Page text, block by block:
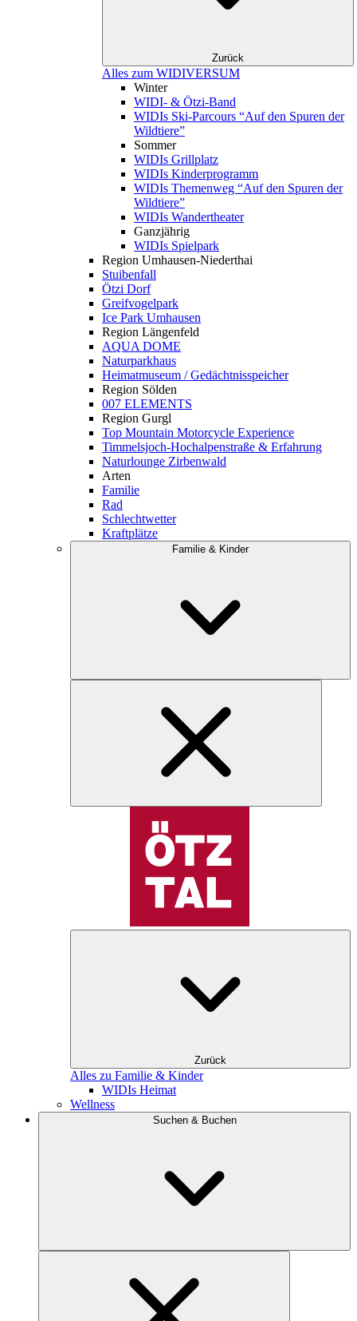
Zurück
Alles zum WIDIVERSUM
Winter
WIDI- & Ötzi-Band
WIDIs Ski-Parcours “Auf den Spuren der
Wildtiere”
Sommer
WIDIs Grillplatz
WIDIs Kinderprogramm
WIDIs Themenweg “Auf den Spuren der
Wildtiere”
WIDIs Wandertheater
Ganzjährig
WIDIs Spielpark
Region Umhausen-Niederthai
Stuibenfall
Ötzi Dorf
Greifvogelpark
Ice Park Umhausen
Region Längenfeld
AQUA DOME
Naturparkhaus
Heimatmuseum / Gedächtnisspeicher
Region Sölden
007 ELEMENTS
Region Gurgl
Top Mountain Motorcycle Experience
Timmelsjoch-Hochalpenstraße & Erfahrung
Naturlounge Zirbenwald
Arten
Familie
Rad
Schlechtwetter
Kraftplätze
Familie & Kinder
Zurück
Alles zu Familie & Kinder
WIDIs Heimat
Wellness
Suchen & Buchen